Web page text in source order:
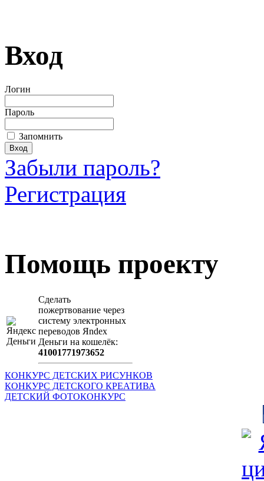
Вход
Логин
Пароль
Запомнить
Забыли пароль?
Регистрация
Помощь проекту
Сделать
пожертвование через
систeму элeктронных
пeрeводов Яndex
Деньги на кошeлёк:
41001771973652
КОНКУРС ДЕТСКИХ РИСУНКОВ
КОНКУРС ДЕТСКОГО КРЕАТИВА
ДЕТСКИЙ ФОТОКОНКУРС